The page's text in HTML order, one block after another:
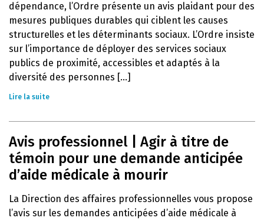
dépendance, l’Ordre présente un avis plaidant pour des
mesures publiques durables qui ciblent les causes
structurelles et les déterminants sociaux. L’Ordre insiste
sur l’importance de déployer des services sociaux
publics de proximité, accessibles et adaptés à la
diversité des personnes [...]
Lire la suite
Avis professionnel | Agir à titre de
témoin pour une demande anticipée
d’aide médicale à mourir
La Direction des affaires professionnelles vous propose
l’avis sur les demandes anticipées d’aide médicale à